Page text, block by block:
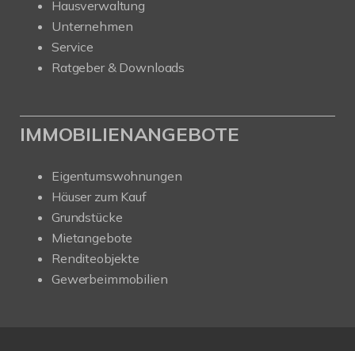
Hausverwaltung
Unternehmen
Service
Ratgeber & Downloads
IMMOBILIENANGEBOTE
Eigentumswohnungen
Häuser zum Kauf
Grundstücke
Mietangebote
Renditeobjekte
Gewerbeimmobilien